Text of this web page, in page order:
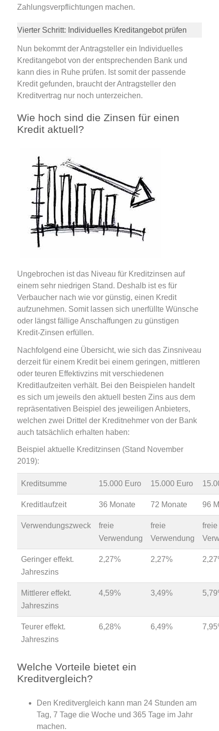
Zahlungsverpflichtungen machen.
Vierter Schritt: Individuelles Kreditangebot prüfen
Nun bekommt der Antragsteller ein Individuelles
Kreditangebot von der entsprechenden Bank und
kann dies in Ruhe prüfen. Ist somit der passende
Kredit gefunden, braucht der Antragsteller den
Kreditvertrag nur noch unterzeichen.
Wie hoch sind die Zinsen für einen
Kredit aktuell?
Ungebrochen ist das Niveau für Kreditzinsen auf
einem sehr niedrigen Stand. Deshalb ist es für
Verbaucher nach wie vor günstig, einen Kredit
aufzunehmen. Somit lassen sich unerfüllte Wünsche
oder längst fällige Anschaffungen zu günstigen
Kredit-Zinsen erfüllen.
Nachfolgend eine Übersicht, wie sich das Zinsniveau
derzeit für einem Kredit bei einem geringen, mittleren
oder teuren Effektivzins mit verschiedenen
Kreditlaufzeiten verhält. Bei den Beispielen handelt
es sich um jeweils den aktuell besten Zins aus dem
repräsentativen Beispiel des jeweiligen Anbieters,
welchen zwei Drittel der Kreditnehmer von der Bank
auch tatsächlich erhalten haben:
Beispiel aktuelle Kreditzinsen (Stand November
2019):
Kreditsumme 15.000 Euro 15.000 Euro
Kreditlaufzeit 36 Monate 72 Monate 96
Verwendungszweck
freie
Verwendung
freie
Verwendung
freie
Geringer effekt.
Jahreszins
2,27% 2,27%
Mittlerer effekt.
Jahreszins
4,59% 3,49%
Teurer effekt.
Jahreszins
6,28% 6,49%
Welche Vorteile bietet ein
Kreditvergleich?
Den Kreditvergleich kann man 24 Stunden am
Tag, 7 Tage die Woche und 365 Tage im Jahr
machen.